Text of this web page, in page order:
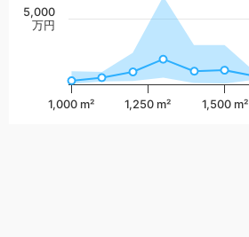
1,000 m² 1,250 m² 1,500 m²
5,000
万円